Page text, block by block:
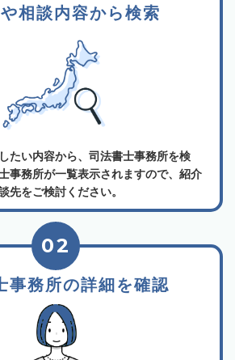
相談内容から検索
たい内容から、司法書士事務所を検
事務所が一覧表示されますので、紹介
先をご検討ください。
事務所の詳細を確認
02